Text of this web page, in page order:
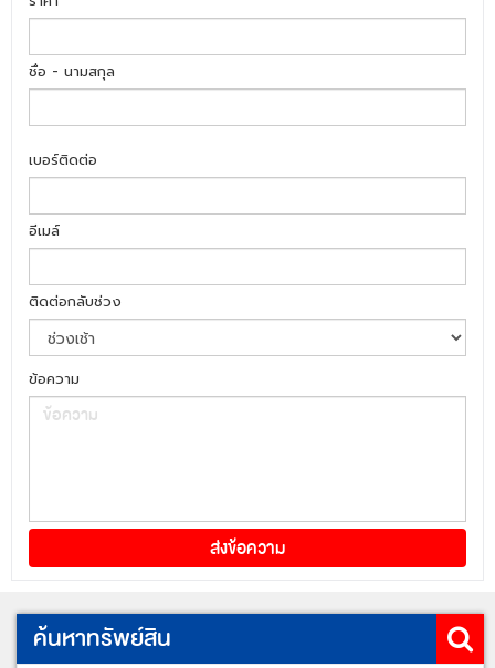
ชื่อ - นามสกุล
เบอร์ติดต่อ
อีเมล์
ติดต่อกลับช่วง
ข้อความ
ค้นหาทรัพย์สิน